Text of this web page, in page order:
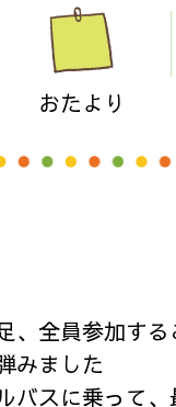
おたより
、全員参加す
みました
バスに乗って